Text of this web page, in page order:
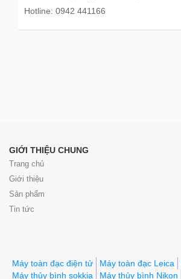
Hotline: 0942 441166
GIỚI THIỆU CHUNG
Trang chủ
Giới thiệu
Sản phẩm
Tin tức
Máy toàn đạc điện tử Máy toàn đạc Leica
Máy thủy bình sokkia
Máy thủy bình Nikon